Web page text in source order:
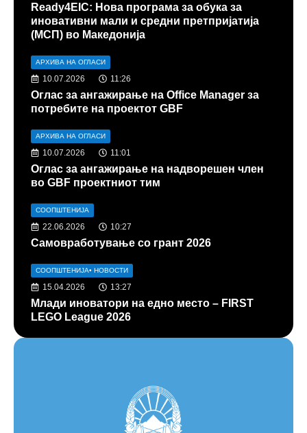
Ready4EIC: Нова програма за обука за
иновативни мали и средни претпријатија
(МСП) во Македонија
АРХИВА НА ОГЛАСИ
10.07.2026 11:26
Оглас за ангажирање на Office Manager за
потребите на проектот GBF
АРХИВА НА ОГЛАСИ
10.07.2026 11:01
Оглас за ангажирање на надворешен член
во GBF проектниот тим
СООПШТЕНИЈА
22.06.2026 10:27
Самовработување со грант 2026
СООПШТЕНИЈА• НОВОСТИ
15.04.2026 13:27
Млади иноватори на едно место – FIRST
LEGO League 2026